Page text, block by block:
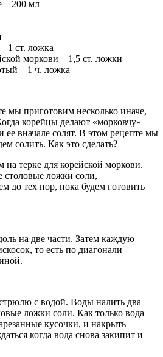
– 200 мл
1 ст. ложка
моркови – 1,5 ст. ложки
– 1 ч. ложка
мы приготовим несколько иначе,
корейцы делают «морковчу» –
ее вначале солят. В этом рецепте мы
солить. Как это сделать?
терке для корейской моркови.
столовые ложки соли,
до тех пор, пока будем готовить
на две части. Затем каждую
то есть по диагонали
с водой. Воды налить два
ложки соли. Как только вода
кусочки, и накрыть
когда вода снова закипит и